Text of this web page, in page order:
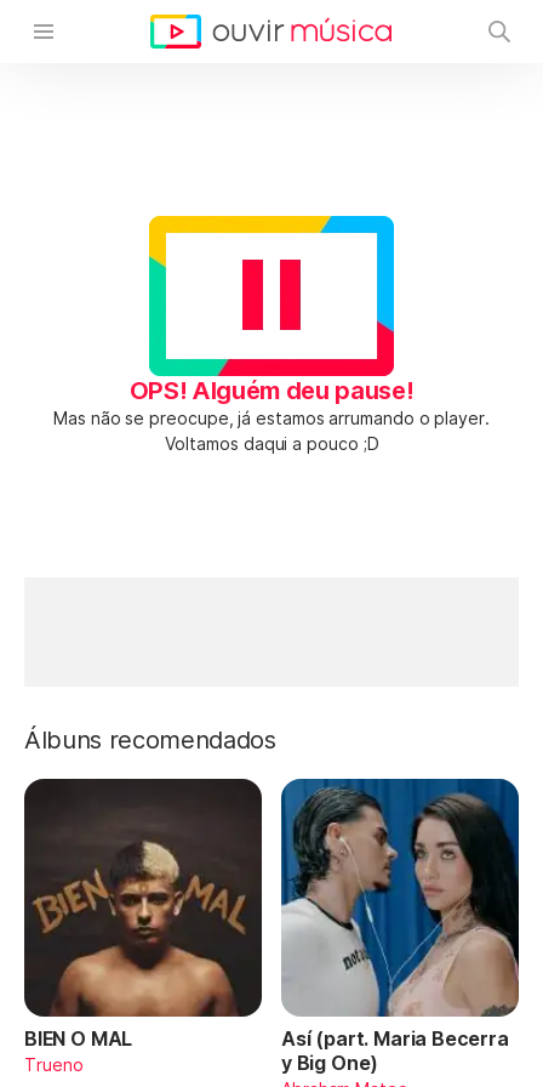
OPS! Alguém deu pause!
Mas não se preocupe, já estamos arrumando o player.
Voltamos daqui a pouco ;D
Álbuns recomendados
BIEN O MAL
Trueno
Así (part. Maria Becerra
y Big One)